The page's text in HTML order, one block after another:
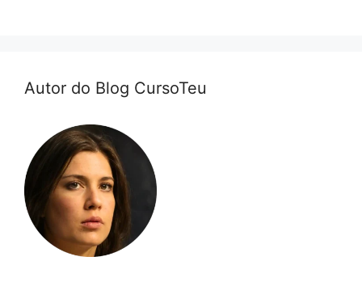
Autor do Blog CursoTeu